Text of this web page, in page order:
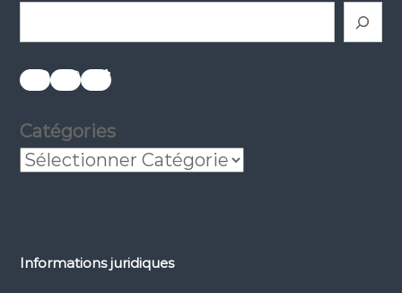
réseaux sociauxréseaux sociauxréseaux sociaux
Catégories
Informations juridiques